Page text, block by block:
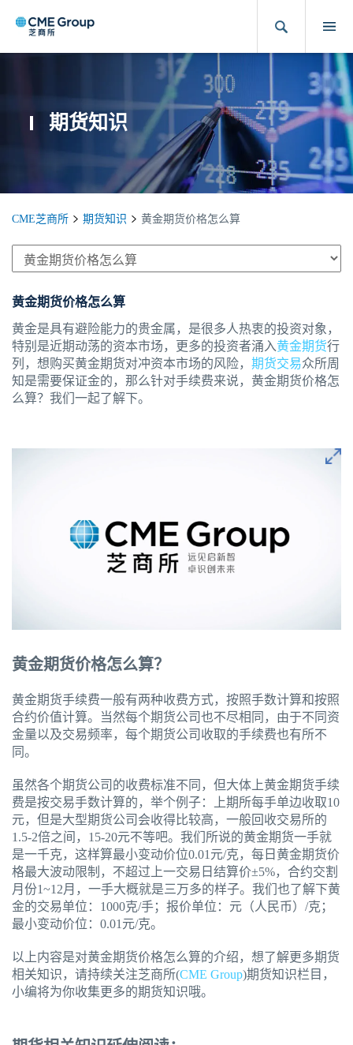
期货知识
CME芝商所 期货知识 黄金期货价格怎么算
黄金期货价格怎么算
黄金是具有避险能力的贵金属，是很多人热衷的投资对象，
特别是近期动荡的资本市场，更多的投资者涌入黄金期货行
列，想购买黄金期货对冲资本市场的风险， 期货交易众所周
知是需要保证金的，那么针对手续费来说，黄金期货价格怎
么算？我们一起了解下。
黄金期货价格怎么算？
黄金期货手续费一般有两种收费方式，按照手数计算和按照
合约价值计算。当然每个期货公司也不尽相同，由于不同资
金量以及交易频率，每个期货公司收取的手续费也有所不
同。
虽然各个期货公司的收费标准不同，但大体上黄金期货手续
费是按交易手数计算的，举个例子：上期所每手单边收取10
元，但是大型期货公司会收得比较高，一般回收交易所的
1.5-2倍之间，15-20元不等吧。我们所说的黄金期货一手就
是一千克，这样算最小变动价位0.01元/克，每日黄金期货价
格最大波动限制，不超过上一交易日结算价±5%，合约交割
月份1~12月，一手大概就是三万多的样子。我们也了解下黄
金的交易单位：1000克/手；报价单位：元（人民币）/克；
最小变动价位：0.01元/克。
以上内容是对黄金期货价格怎么算的介绍，想了解更多期货
相关知识，请持续关注芝商所(CME Group)期货知识栏目，
小编将为你收集更多的期货知识哦。